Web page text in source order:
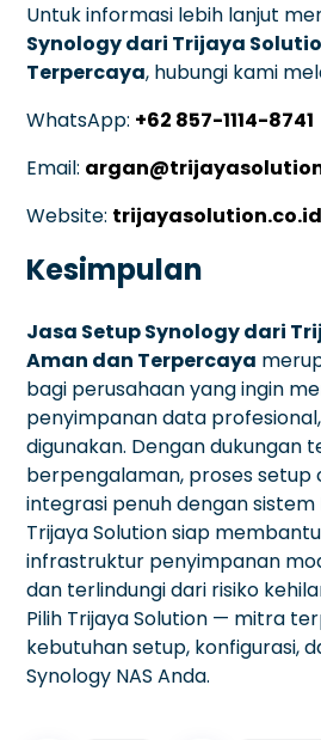
Untuk informasi lebih lanjut
Synology dari Trijaya
Terpercaya, hubungi kami
WhatsApp: +62 857-1114-8741
Email:
Website: trijayasolution.co.id
Kesimpulan
Jasa Setup Synology dari
Aman dan Terpercaya
bagi perusahaan yang ingin
penyimpanan data
digunakan. Dengan dukungan
berpengalaman, proses setup
integrasi penuh dengan sistem
Trijaya Solution siap
infrastruktur penyimpanan
dan terlindungi dari risiko
Pilih Trijaya Solution — mitra
kebutuhan setup, konfigurasi,
Synology NAS Anda.